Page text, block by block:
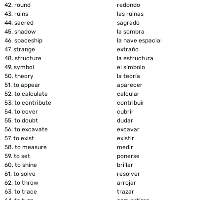
42. round
redondo
43. ruins
las ruinas
44. sacred
sagrado
45. shadow
la sombra
46. spaceship
la nave espacial
47. strange
extraño
48. structure
la estructura
49. symbol
el símbolo
50. theory
la teoría
51. to appear
aparecer
52. to calculate
calcular
53. to contribute
contribuir
54. to cover
cubrir
55. to doubt
dudar
56. to excavate
excavar
57. to exist
existir
58. to measure
medir
59. to set
ponerse
60. to shine
brillar
61. to solve
resolver
62. to throw
arrojar
63. to trace
trazar